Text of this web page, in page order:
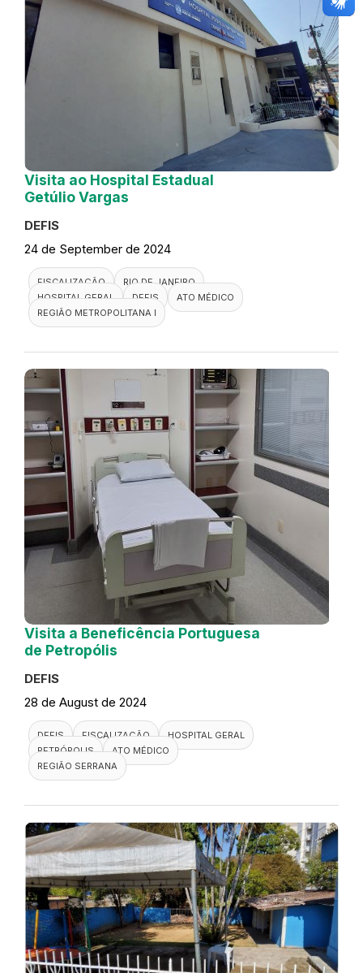
Visita ao Hospital Estadual
Getúlio Vargas
DEFIS
24 de September de 2024
FISCALIZAÇÃO
RIO DE JANEIRO
HOSPITAL GERAL
DEFIS
ATO MÉDICO
REGIÃO METROPOLITANA I
Visita a Beneficência Portuguesa
de Petropólis
DEFIS
28 de August de 2024
DEFIS FISCALIZAÇÃO
HOSPITAL GERAL
PETRÓPOLIS
ATO MÉDICO
REGIÃO SERRANA